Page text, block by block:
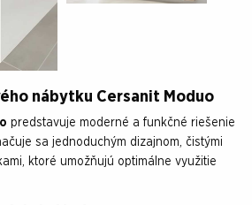
nábytku Cersanit Moduo
predstavuje moderné a funkčné riešenie
sa jednoduchým dizajnom, čistými
ktoré umožňujú optimálne využitie